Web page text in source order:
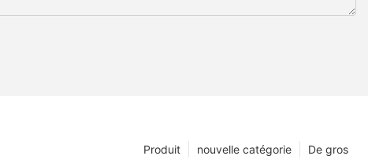
De gros
nouvelle catégorie
Produit